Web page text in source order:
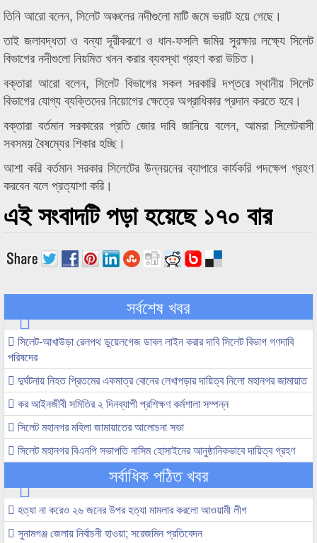
তিনি আরো বলেন, সিলেট অঞ্চলের নদীগুলো মাটি জমে ভরাট হয়ে গেছে।
তাই জলাবদ্ধতা ও বন্যা দূরীকরণে ও ধান-ফসলি জমির সুরক্ষার লক্ষ্যে সিলেট
বিভাগের নদীগুলো নিয়মিত খনন করার ব্যবস্থা গ্রহণ করা উচিত।
বক্তারা আরো বলেন, সিলেট বিভাগের সকল সরকারি দপ্তরে স্থানীয় সিলেট
বিভাগের যোগ্য ব্যক্তিদের নিয়োগের ক্ষেত্রে অগ্রাধিকার প্রদান করতে হবে।
বক্তারা বর্তমান সরকারের প্রতি জোর দাবি জানিয়ে বলেন, আমরা সিলেটবাসী
সবসময় বৈষম্যের শিকার হচ্ছি।
আশা করি বর্তমান সরকার সিলেটের উন্নয়নের ব্যাপারে কার্যকরি পদক্ষেপ গ্রহণ
করবেন বলে প্রত্যাশা করি।
এই সংবাদটি পড়া হয়েছে ১৭০ বার
সর্বশেষ খবর
সিলেট-আখাউড়া রেলপথ ডুয়েলগেজ ডাবল লাইন করার দাবি সিলেট বিভাগ গণদাবি
পরিষদের
দুর্ঘটনায় নিহত প্রিতমের একমাত্র বোনের লেখাপড়ার দায়িত্ব নিলো মহানগর জামায়াত
কর আইনজীবী সমিতির ২ দিনব্যাপী প্রশিক্ষণ কর্মশালা সম্পন্ন
সিলেট মহানগর মহিলা জামায়াতের আলোচনা সভা
সিলেট মহানগর বিএনপি সভাপতি নাসিম হোসাইনের আনুষ্ঠানিকভাবে দায়িত্ব গ্রহণ
সর্বাধিক পঠিত খবর
হত্যা না করেও ২৬ জনের উপর হত্যা মামলার করলো আওয়ামী লীগ
সুনামগঞ্জ জেলায় নির্বাচনী হাওয়া; সরেজমিন প্রতিবেদন